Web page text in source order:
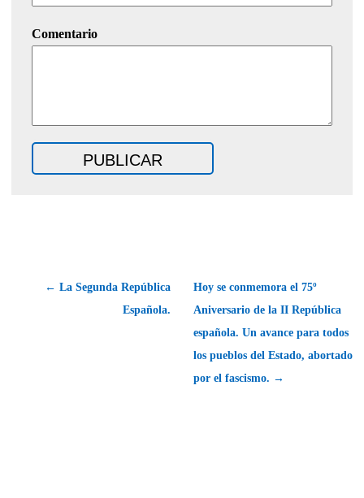
Comentario
← La Segunda República
Española.
Hoy se conmemora el 75º
Aniversario de la II República
española. Un avance para todos
los pueblos del Estado, abortado
por el fascismo. →